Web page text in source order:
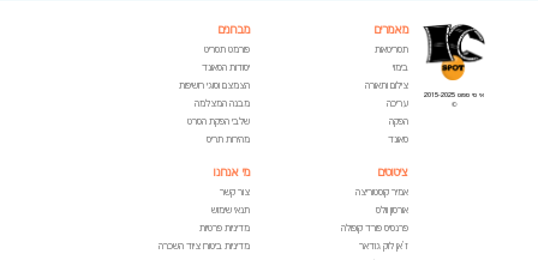
אי סי ספוט 2015-2025
©
מאמרים
תסריטאות
בימוי
צילום ותאורה
עריכה
הפקה
סאונד
מבחנים
פורמט תסריט
יסודות הסאונד
הצמצם וסוגי חשיפות
מבנה המצלמה
שלבי הפקת הסרט
מהירות תריס
ציטוטים
אמיר קוסטוריצה
אורסון וולס
פרנסיס פורד קופולה
ז'אן לוק גודאר
מי אנחנו
צור קשר
תנאי שימוש
מדיניות פרטיות
מדיניות ביטוח ציוד השכרה